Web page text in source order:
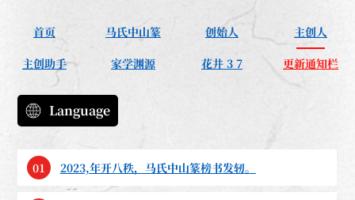
首页 马氏中山篆 创始人
主创人
主创助手
家学渊源 花井 3 7 更新通知栏
Language
01 2023,年开八秩，马氏中山篆榜书发轫。